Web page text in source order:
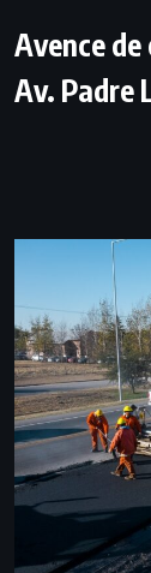
Avence
Av. Padre